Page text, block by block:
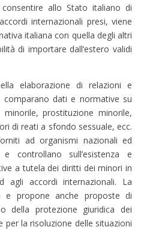
allo Stato italiano di
internazionali presi, viene
italiana con quella degli altri
di importare dall’estero validi
elaborazione di relazioni e
comparano dati e normative su
prostituzione minorile,
di reati a sfondo sessuale, ecc.
ad organismi nazionali ed
controllano sull’esistenza e
a tutela dei diritti dei minori in
agli accordi internazionali. La
e propone anche proposte di
della protezione giuridica dei
per la risoluzione delle situazioni